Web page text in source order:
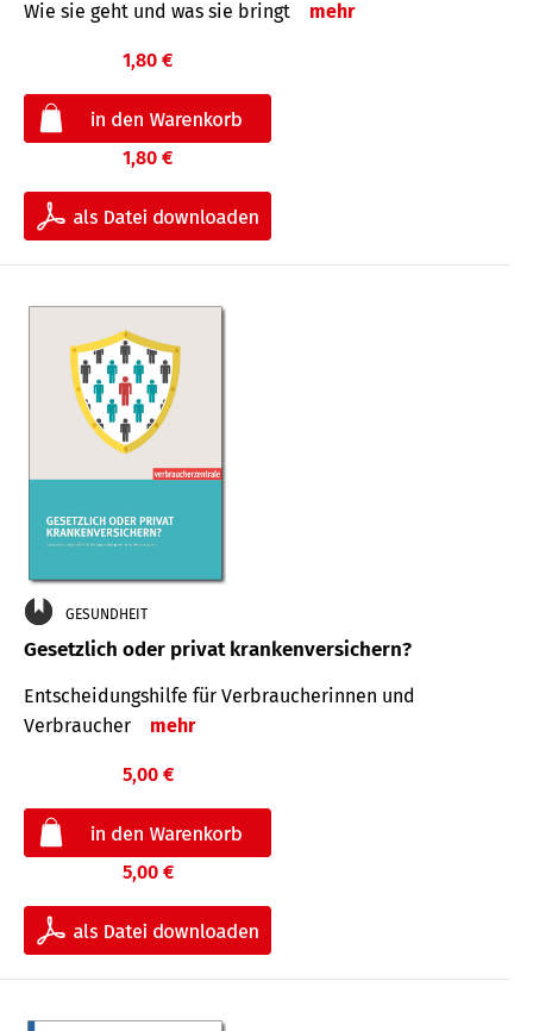
Wie sie geht und was sie bringt mehr
1,80 €
1,80 €
GESUNDHEIT
Gesetzlich oder privat krankenversichern?
Entscheidungshilfe für Verbraucherinnen und
Verbraucher
mehr
5,00 €
5,00 €